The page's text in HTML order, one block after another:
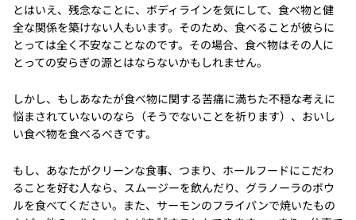
とはいえ、残念なことに、ボディラインを気にして、食べ物と健
全な関係を築けない人もいます。そのため、食べることが彼らに
とっては全く不安なことなのです。その場合、食べ物はその人に
とっての安らぎの源とはならないかもしれません。
しかし、もしあなたが食べ物に関する苦痛に満ちた不穏な考えに
悩まされていないのなら（そうでないことを祈ります）、おいし
い食べ物を食べるべきです。
もし、あなたがクリーンな食事、つまり、ホールフードにこだわ
ることを好む人なら、スムージーを飲んだり、グラノーラのボウ
ルを食べてください。また、サーモンのフライパンで焼いたもの